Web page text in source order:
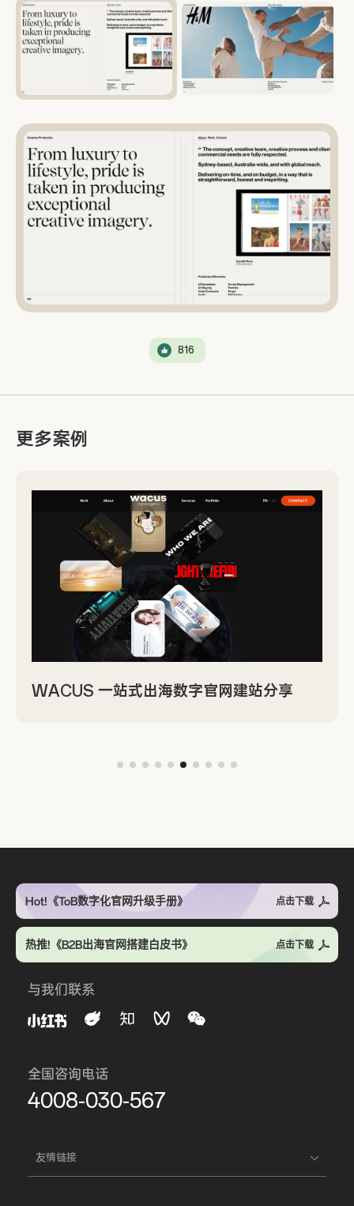
816
更多案例
WACUS 一站式出海数字官网建站分享
Hot!《ToB数字化官网升级手册》 点击下载
热推!《B2B出海官网搭建白皮书》 点击下载
与我们联系
全国咨询电话
4008-030-567
友情链接